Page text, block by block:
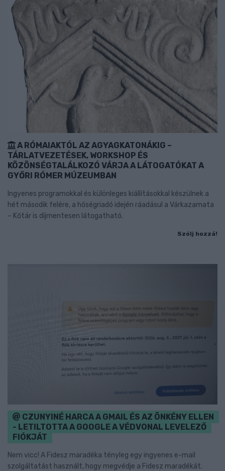
A RÓMAIAKTÓL AZ AGYAGKATONÁKIG –
TÁRLATVEZETÉSEK, WORKSHOP ÉS
KÖZÖNSÉGTALÁLKOZÓ VÁRJA A LÁTOGATÓKAT A
GYŐRI RÓMER MÚZEUMBAN
Ingyenes programokkal és különleges kiállításokkal készülnek a
hét második felére, a hőségriadó idején ráadásul a Várkazamata
– Kőtár is díjmentesen látogatható.
Szólj hozzá!
CZUNYINÉ HARCA A GMAIL ÉS AZ ÖNKÉNY ELLEN
- LETILTOTTA A GOOGLE A VÉDVONAL LEVELEZŐ
FIÓKJÁT
Nem vicc! A Fidesz maradéka tényleg egy ingyenes e-mail
szolgáltatást használt, hogy megvédje a Fidesz maradékát.